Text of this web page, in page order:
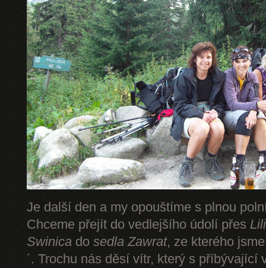
Je další den a my opouštíme s plnou
Chceme přejít do vedlejšího údolí přes
Swinica do sedla Zawrat, ze kterého
´. Trochu nás děsí vítr, který s příbývající